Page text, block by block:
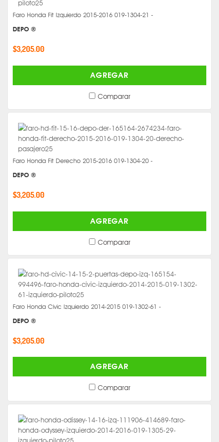
Faro Honda Fit Izquierdo 2015-2016 019-1304-21 -
DEPO ®
$3,205.00
AGREGAR
Comparar
Faro Honda Fit Derecho 2015-2016 019-1304-20 -
DEPO ®
$3,205.00
AGREGAR
Comparar
Faro Honda Civic Izquierdo 2014-2015 019-1302-61 -
DEPO ®
$3,205.00
AGREGAR
Comparar